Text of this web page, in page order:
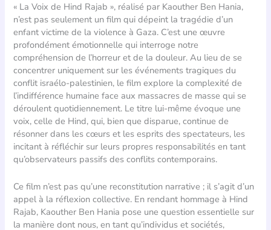
« La Voix de Hind Rajab », réalisé par Kaouther Ben Hania,
n’est pas seulement un film qui dépeint la tragédie d’un
enfant victime de la violence à Gaza. C’est une œuvre
profondément émotionnelle qui interroge notre
compréhension de l’horreur et de la douleur. Au lieu de se
concentrer uniquement sur les événements tragiques du
conflit israélo-palestinien, le film explore la complexité de
l’indifférence humaine face aux massacres de masse qui se
déroulent quotidiennement. Le titre lui-même évoque une
voix, celle de Hind, qui, bien que disparue, continue de
résonner dans les cœurs et les esprits des spectateurs, les
incitant à réfléchir sur leurs propres responsabilités en tant
qu’observateurs passifs des conflits contemporains.
Ce film n’est pas qu’une reconstitution narrative ; il s’agit d’un
appel à la réflexion collective. En rendant hommage à Hind
Rajab, Kaouther Ben Hania pose une question essentielle sur
la manière dont nous, en tant qu’individus et sociétés,